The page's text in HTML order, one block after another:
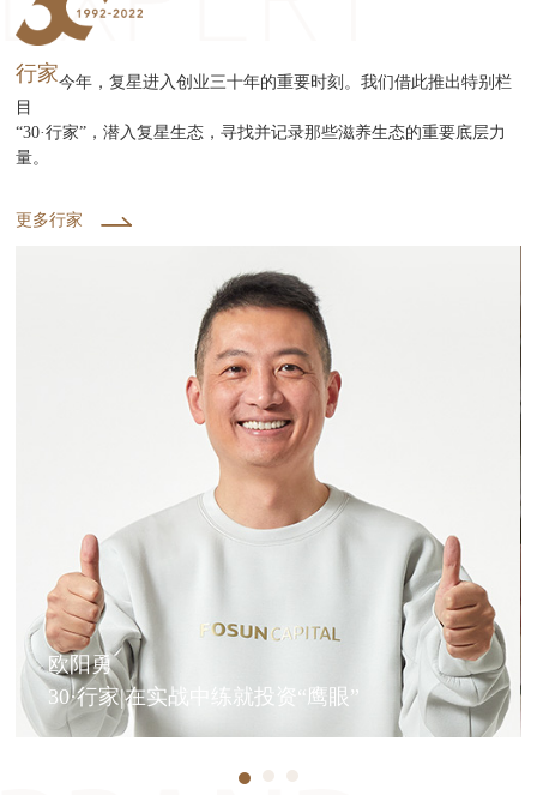
行家今年，复星进入创业三十年的重要时刻。我们借此推出特别栏
目
“30·行家”，潜入复星生态，寻找并记录那些滋养生态的重要底层力
量。
更多行家
欧阳勇
30·行家|在实战中练就投资“鹰眼”